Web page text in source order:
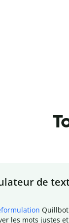
de
les mots justes